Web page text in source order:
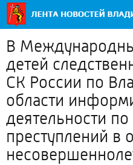
В
детей
СК России по
области
деятельности
преступлений в